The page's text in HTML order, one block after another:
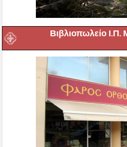
Βιβλιοπωλείο Ι.Π.